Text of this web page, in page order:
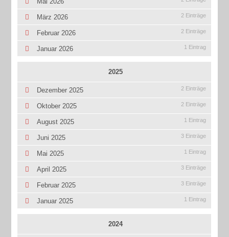
März 2026 2 Einträge
Februar 2026 2 Einträge
Januar 2026 1 Eintrag
2025
Dezember 2025 2 Einträge
Oktober 2025 2 Einträge
August 2025 1 Eintrag
Juni 2025 3 Einträge
Mai 2025 1 Eintrag
April 2025 3 Einträge
Februar 2025 3 Einträge
Januar 2025 1 Eintrag
2024